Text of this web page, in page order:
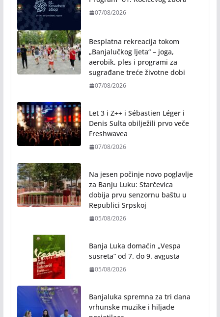
Program “61. Kočićevog zbora”
07/08/2026
Besplatna rekreacija tokom
aerobik, ples i programi za
sugrađane treće životne dobi
07/08/2026
Denis Sulta obilježili prvo veče
Freshwavea
07/08/2026
Na jesen počinje novo poglavlje
dobija prvu senzornu baštu u
Republici Srpskoj
05/08/2026
Banja Luka domaćin „Vespa
susreta“ od 7. do 9. avgusta